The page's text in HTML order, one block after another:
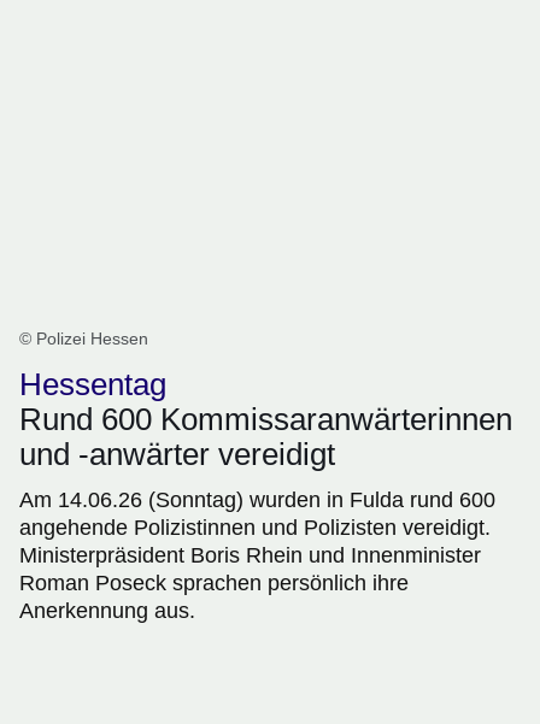
© Polizei Hessen
Hessentag
Rund 600 Kommissaranwärterinnen
und -anwärter vereidigt
Am 14.06.26 (Sonntag) wurden in Fulda rund 600
angehende Polizistinnen und Polizisten vereidigt.
Ministerpräsident Boris Rhein und Innenminister
Roman Poseck sprachen persönlich ihre
Anerkennung aus.